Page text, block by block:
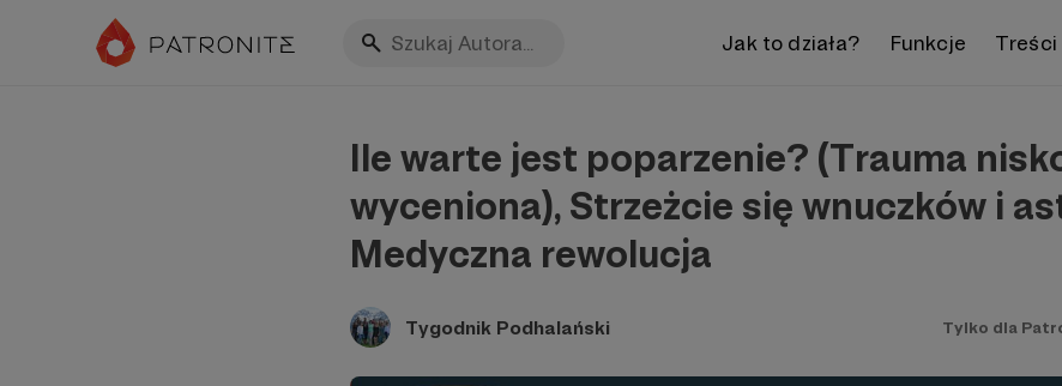
Jak to działa? Funkcje Treści
Ile warte jest poparzenie? (Trauma
wyceniona), Strzeżcie się wnuczków i
Medyczna rewolucja
Tygodnik Podhalański Tylko dla